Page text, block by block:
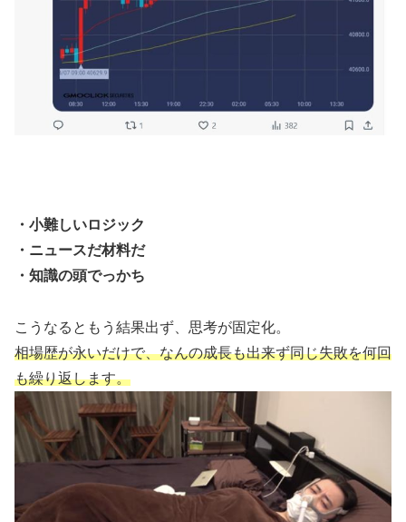
・小難しいロジック
・ニュースだ材料だ
・知識の頭でっかち
こうなるともう結果出ず、思考が固定化。
相場歴が永いだけで、なんの成長も出来ず同じ失敗を何回
も繰り返します。